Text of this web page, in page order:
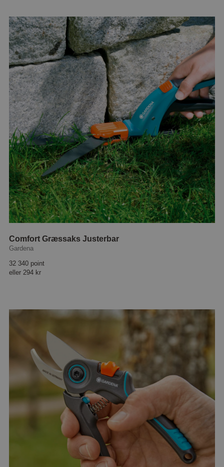
Comfort Græssaks Justerbar
Gardena
32 340 point
eller 294 kr